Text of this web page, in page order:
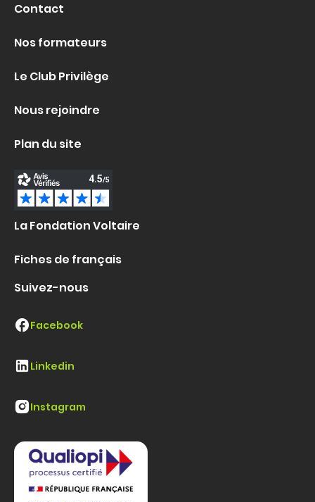
Contact
Nos formateurs
Le Club Privilège
Nous rejoindre
Plan du site
La Fondation Voltaire
Fiches de français
Suivez-nous
Facebook
Linkedin
Instagram